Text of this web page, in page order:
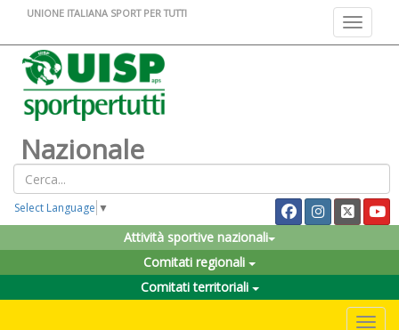
Toggle
UNIONE ITALIANA SPORT PER TUTTI
Nazionale
Select Language ▼
Attività sportive nazionali
Comitati regionali
Comitati territoriali